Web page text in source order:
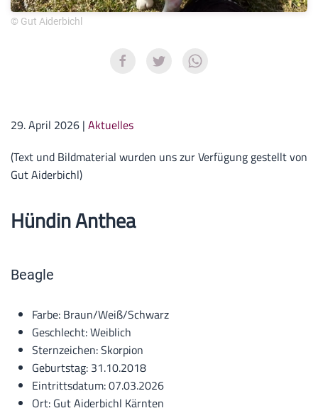
© Gut Aiderbichl
29. April 2026 | Aktuelles
(Text und Bildmaterial wurden uns zur Verfügung gestellt von
Gut Aiderbichl)
Hündin Anthea
Beagle
Farbe: Braun/Weiß/Schwarz
Geschlecht:Weiblich
Sternzeichen:Skorpion
Geburtstag: 31.10.2018
Eintrittsdatum:07.03.2026
Ort: Gut Aiderbichl Kärnten